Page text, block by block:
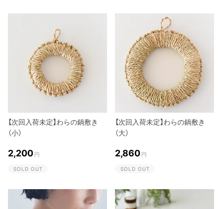
【次回入荷未定】わらの鍋敷き
（小）
2,200 円
SOLD OUT
【次回入荷未定】わらの鍋敷き
（大）
2,860 円
SOLD OUT